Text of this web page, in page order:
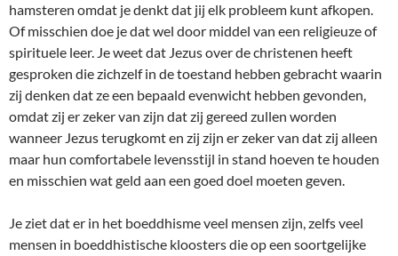
hamsteren omdat je denkt dat jij elk probleem kunt afkopen.
Of misschien doe je dat wel door middel van een religieuze of
spirituele leer. Je weet dat Jezus over de christenen heeft
gesproken die zichzelf in de toestand hebben gebracht waarin
zij denken dat ze een bepaald evenwicht hebben gevonden,
omdat zij er zeker van zijn dat zij gereed zullen worden
wanneer Jezus terugkomt en zij zijn er zeker van dat zij alleen
maar hun comfortabele levensstijl in stand hoeven te houden
en misschien wat geld aan een goed doel moeten geven.
Je ziet dat er in het boeddhisme veel mensen zijn, zelfs veel
mensen in boeddhistische kloosters die op een soortgelijke